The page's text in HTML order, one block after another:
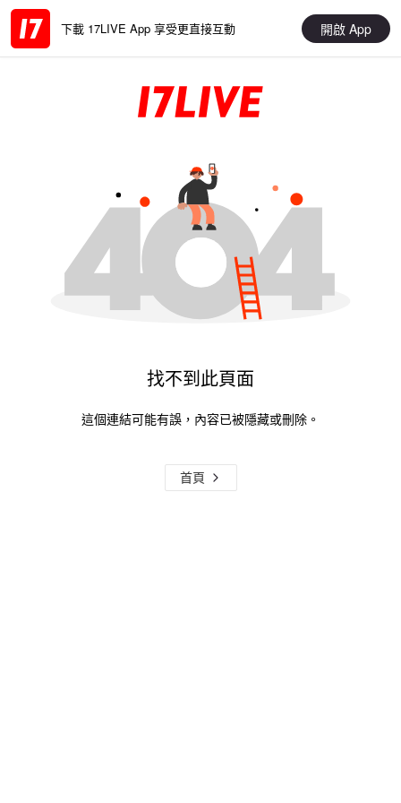
下載 17LIVE App 享受更直接互動 開啟 App
找不到此頁面
這個連結可能有誤，內容已被隱藏或刪除。
首頁